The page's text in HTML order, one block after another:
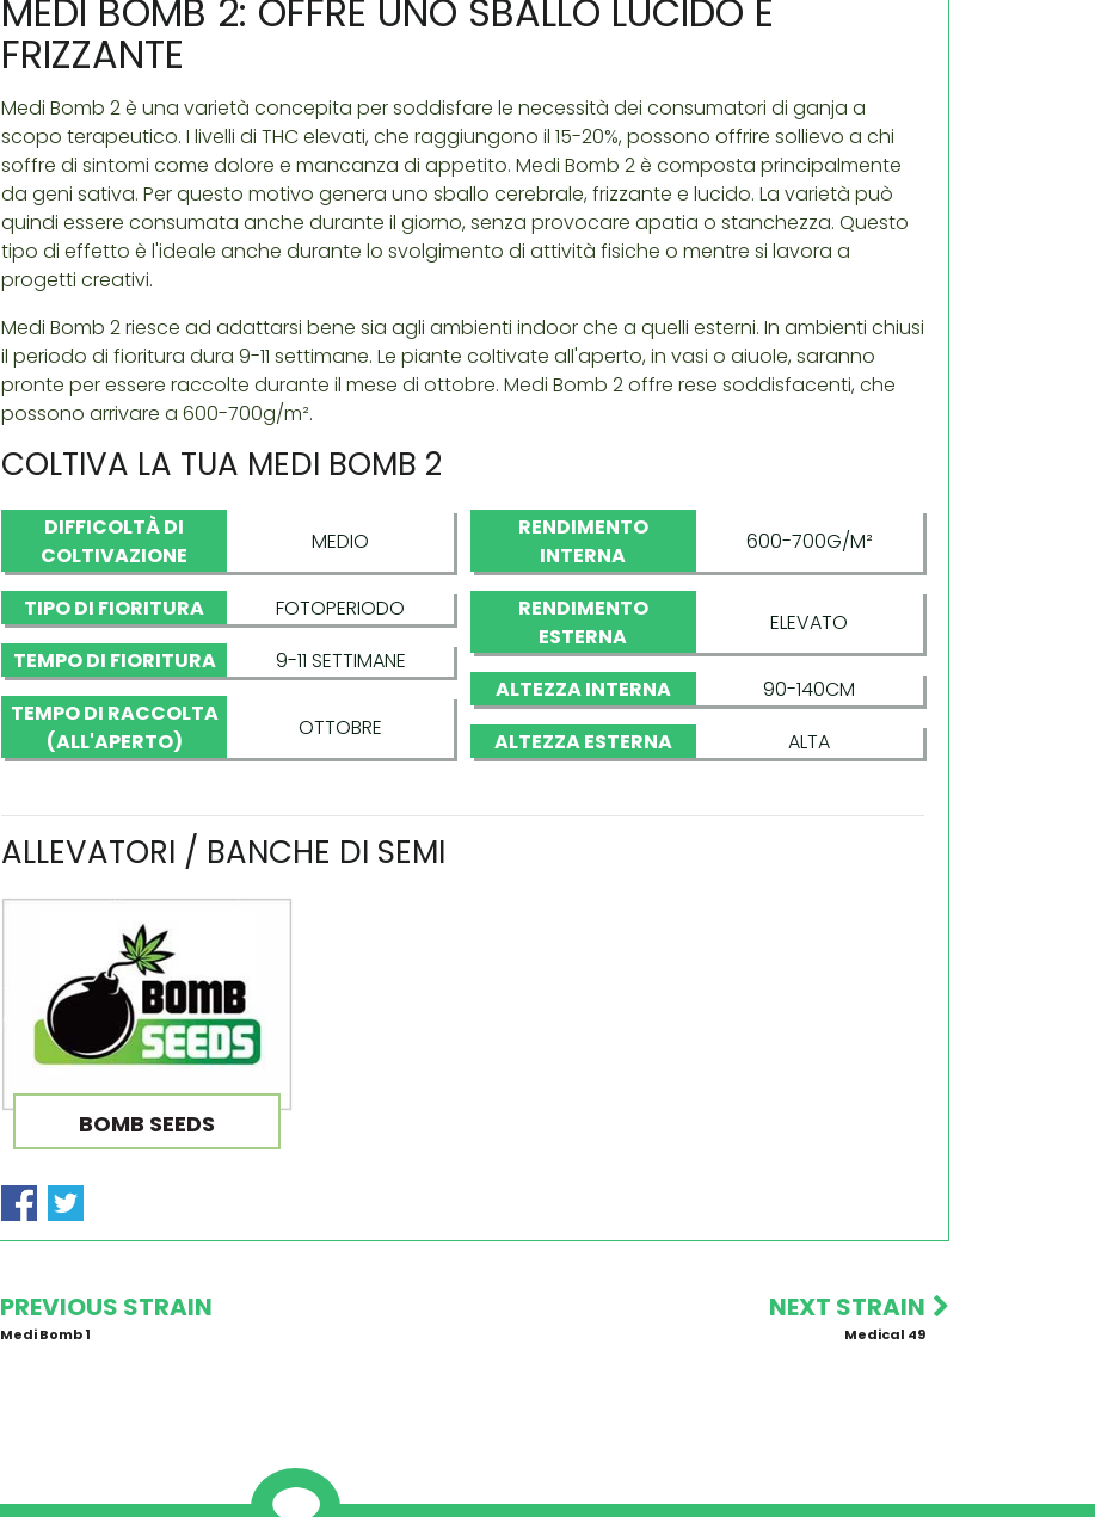
MEDI BOMB 2: OFFRE UNO SBALLO LUCIDO E
FRIZZANTE
Medi Bomb 2 è una varietà concepita per soddisfare le necessità dei consumatori di ganja a
scopo terapeutico. I livelli di THC elevati, che raggiungono il 15-20%, possono offrire sollievo a chi
soffre di sintomi come dolore e mancanza di appetito. Medi Bomb 2 è composta principalmente
da geni sativa. Per questo motivo genera uno sballo cerebrale, frizzante e lucido. La varietà può
quindi essere consumata anche durante il giorno, senza provocare apatia o stanchezza. Questo
tipo di effetto è l'ideale anche durante lo svolgimento di attività fisiche o mentre si lavora a
progetti creativi.
Medi Bomb 2 riesce ad adattarsi bene sia agli ambienti indoor che a quelli esterni. In ambienti chiusi
il periodo di fioritura dura 9-11 settimane. Le piante coltivate all'aperto, in vasi o aiuole, saranno
pronte per essere raccolte durante il mese di ottobre. Medi Bomb 2 offre rese soddisfacenti, che
possono arrivare a 600-700g/m².
COLTIVA LA TUA MEDI BOMB 2
DIFFICOLTÀ DI
COLTIVAZIONE
MEDIO
TIPO DI FIORITURA
FOTOPERIODO
TEMPO DI FIORITURA
9-11 SETTIMANE
TEMPO DI RACCOLTA
(ALL'APERTO)
OTTOBRE
RENDIMENTO
INTERNA
600-700G/M²
RENDIMENTO
ESTERNA
ELEVATO
ALTEZZA INTERNA
90-140CM
ALTEZZA ESTERNA
ALTA
ALLEVATORI / BANCHE DI SEMI
BOMB SEEDS
PREVIOUS STRAIN
Medi Bomb 1
NEXT STRAIN
Medical 49